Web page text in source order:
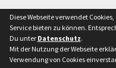
Diese Webseite verwendet
Service bieten zu können.
Du unter Datenschutz.
Mit der Nutzung der Webseite
Verwendung von Cookies